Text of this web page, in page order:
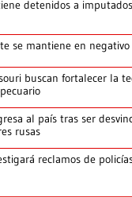
detenidos a
se mantiene en
buscan fortalecer la
al país tras ser
rusas
reclamos de